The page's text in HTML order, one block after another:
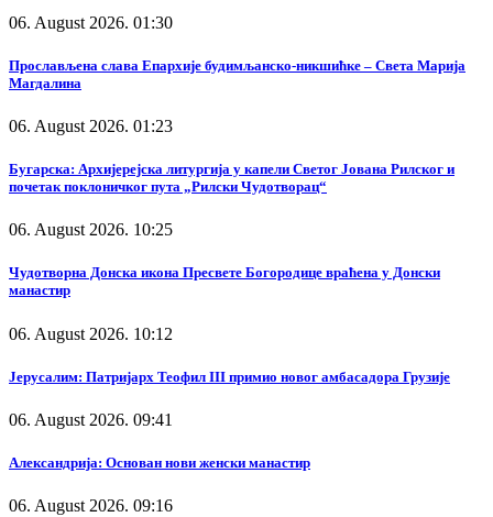
06. August 2026. 01:30
Прослављена слава Епархије будимљанско-никшићке – Света Марија
Магдалина
06. August 2026. 01:23
Бугарска: Архијерејска литургија у капели Светог Јована Рилског и
почетак поклоничког пута „Рилски Чудотворац“
06. August 2026. 10:25
Чудотворна Донска икона Пресвете Богородице враћена у Донски
манастир
06. August 2026. 10:12
Јерусалим: Патријарх Теофил III примио новог амбасадора Грузије
06. August 2026. 09:41
Александрија: Основан нови женски манастир
06. August 2026. 09:16